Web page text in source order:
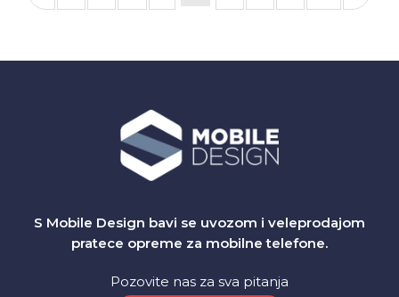
S Mobile Design bavi se uvozom i veleprodajom
pratece opreme za mobilne telefone.
Pozovite nas za sva pitanja